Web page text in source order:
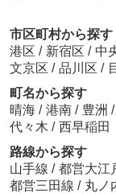
市区町村から探す
港区 / 新宿区 / 中
文京区 / 品川区 /
町名から探す
晴海 / 港南 / 豊洲 /
代々木 / 西早稲田
路線から探す
山手線 / 都営大江
都営三田線 / 丸ノ